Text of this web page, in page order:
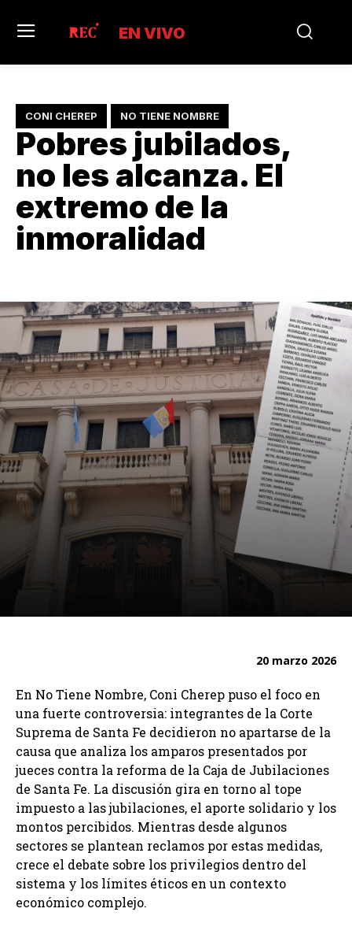
EN VIVO
CONI CHEREP NO TIENE NOMBRE
Pobres jubilados,
no les alcanza. El
extremo de la
inmoralidad
20 marzo 2026
En No Tiene Nombre, Coni Cherep puso el foco en
una fuerte controversia: integrantes de la Corte
Suprema de Santa Fe decidieron no apartarse de la
causa que analiza los amparos presentados por
jueces contra la reforma de la Caja de Jubilaciones
de Santa Fe. La discusión gira en torno al tope
impuesto a las jubilaciones, el aporte solidario y los
montos percibidos. Mientras desde algunos
sectores se plantean reclamos por estas medidas,
crece el debate sobre los privilegios dentro del
sistema y los límites éticos en un contexto
económico complejo.